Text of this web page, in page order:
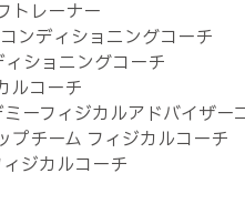
トレーナー
ンディショニングコーチ
ショニングコーチ
ルコーチ
ーフィジカルアドバイザー
チーム フィジカルコーチ
ジカルコーチ